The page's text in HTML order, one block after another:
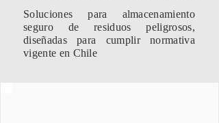
Soluciones para almacenamiento
seguro de residuos peligrosos,
diseñadas para cumplir normativa
vigente en Chile